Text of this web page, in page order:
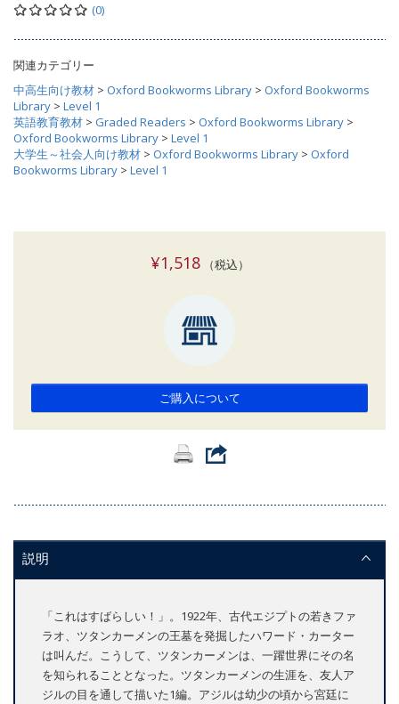
(0)
関連カテゴリー
中高生向け教材 > Oxford Bookworms Library > Oxford Bookworms
Library > Level 1
英語教育教材 > Graded Readers > Oxford Bookworms Library >
Oxford Bookworms Library > Level 1
大学生～社会人向け教材 > Oxford Bookworms Library > Oxford
Bookworms Library > Level 1
¥1,518（税込）
ご購入について
説明
「これはすばらしい！」。1922年、古代エジプトの若きファ
ラオ、ツタンカーメンの王墓を発掘したハワード・カーター
は叫んだ。こうして、ツタンカーメンは、一躍世界にその名
を知られることとなった。ツタンカーメンの生涯を、友人ア
ジルの目を通して描いた1編。アジルは幼少の頃から宮廷に